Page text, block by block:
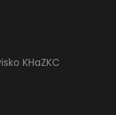
KHaZKC